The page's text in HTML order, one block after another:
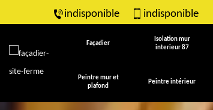
indisponible indisponible
Façadier
Isolation mur
interieur 87
Peintre mur et
plafond
Peintre intérieur